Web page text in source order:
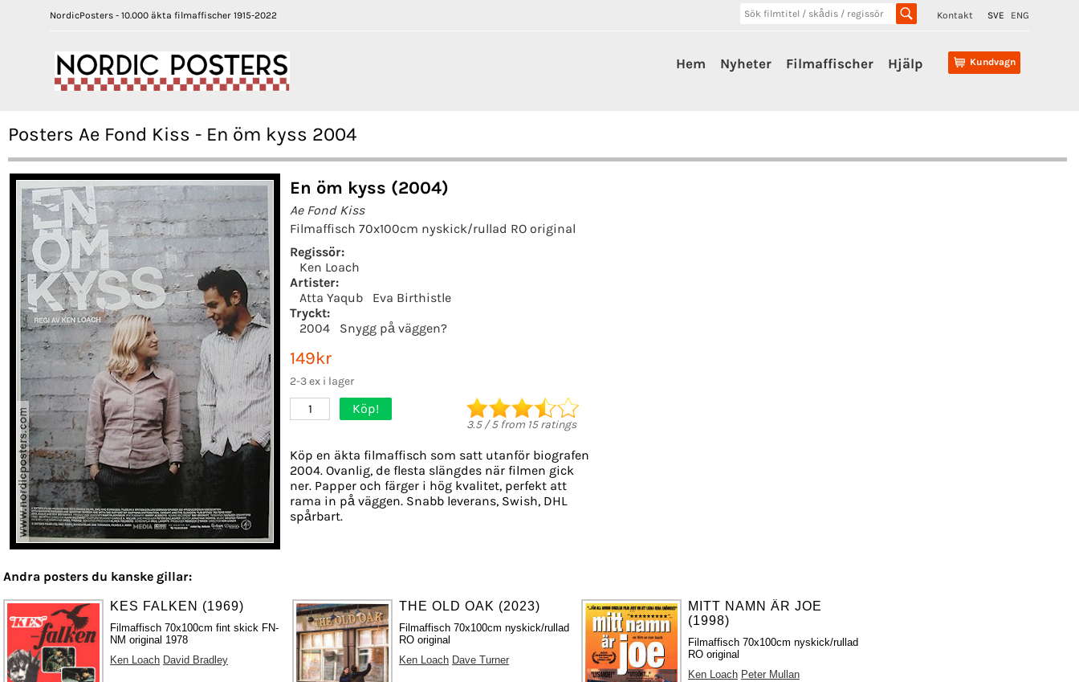
NordicPosters - 10.000 äkta filmaffischer 1915-2022 Kontakt SVE ENG
Kundvagn
Hem Nyheter Filmaffischer Hjälp
Posters Ae Fond Kiss - En öm kyss 2004
En öm kyss (2004)
Ae Fond Kiss
Filmaffisch 70x100cm nyskick/rullad RO original
Regissör:
Ken Loach
Artister:
Atta Yaqub
Eva Birthistle
Tryckt:
2004
Snygg på väggen?
149kr
2-3 ex i lager
1 Köp!
3.5/5from 15ratings
Köp en äkta filmaffisch som satt utanför biografen
2004. Ovanlig, de flesta slängdes när filmen gick
ner. Papper och färger i hög kvalitet, perfekt att
rama in på väggen. Snabb leverans, Swish, DHL
spårbart.
Andra posters du kanske gillar:
KES FALKEN (1969)
Filmaffisch 70x100cm fint skick FN-
NM original 1978
Ken Loach David Bradley
THE OLD OAK (2023)
Filmaffisch 70x100cm nyskick/rullad
RO original
Ken Loach Dave Turner
MITT NAMN ÄR JOE
(1998)
Filmaffisch 70x100cm nyskick/rullad
RO original
Ken Loach Peter Mullan